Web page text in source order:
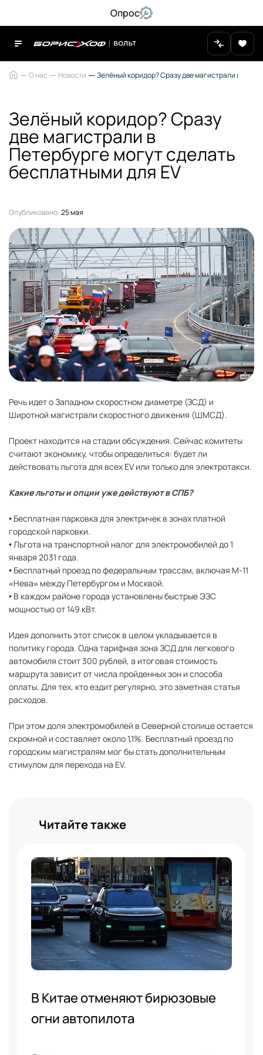
Опрос
О нас Новости Зелёный коридор? Сразу две магистрали в
Зелёный коридор? Сразу
две магистрали в
Петербурге могут сделать
бесплатными для EV
Опубликовано:25 мая
Речь идет о Западном скоростном диаметре (ЗСД) и
Широтной магистрали скоростного движения (ШМСД).
Проект находится на стадии обсуждения. Сейчас комитеты
считают экономику, чтобы определиться: будет ли
действовать льгота для всех EV или только для электротакси.
Какие льготы и опции уже действуют в СПБ?
• Бесплатная парковка для электричек в зонах платной
городской парковки.
• Льгота на транспортной налог для электромобилей до 1
января 2031 года.
• Бесплатный проезд по федеральным трассам, включая М-11
«Нева» между Петербургом и Москвой.
• В каждом районе города установлены быстрые ЭЗС
мощностью от 149 кВт.
Идея дополнить этот список в целом укладывается в
политику города. Одна тарифная зона ЗСД для легкового
автомобиля стоит 300 рублей, а итоговая стоимость
маршрута зависит от числа пройденных зон и способа
оплаты. Для тех, кто ездит регулярно, это заметная статья
расходов.
При этом доля электромобилей в Северной столице остается
скромной и составляет около 1,1%. Бесплатный проезд по
городским магистралям мог бы стать дополнительным
стимулом для перехода на EV.
Читайте также
В Китае отменяют бирюзовые
огни автопилота